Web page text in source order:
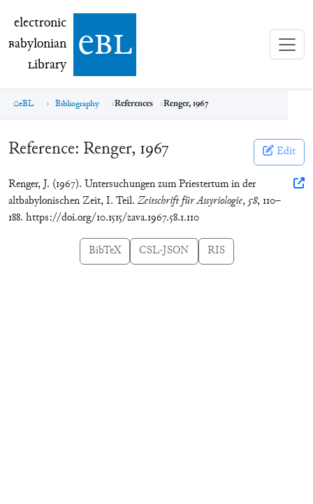
electronic Babylonian Library (eBL)
electronic
Babylonian
Library ebl
eBL Bibliography References Renger, 1967
Reference: Renger, 1967 Edit
Renger, J. (1967). Untersuchungen zum Priestertum in der
altbabylonischen Zeit, I. Teil.Zeitschrift für Assyriologie, 58, 110–
188. https://doi.org/10.1515/zava.1967.58.1.110
BibTeX CSL-JSON RIS